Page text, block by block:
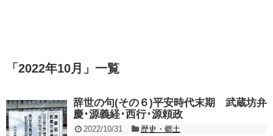
「 2022年10月 」 一覧
辞世の句(その６)平安時代末期 武蔵坊弁
慶･源義経･西行･源頼政
2022/10/31
歴史・郷土